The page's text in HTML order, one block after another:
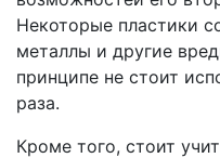
Некоторые пластики
металлы и другие
принципе не стоит
раза.
Кроме того, стоит